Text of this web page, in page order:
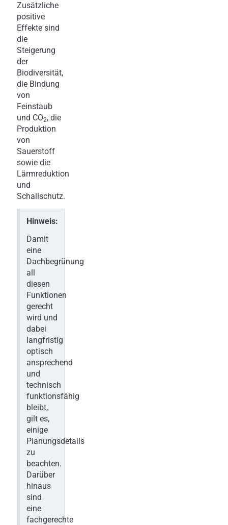
Zusätzliche
positive
Effekte sind
die
Steigerung
der
Biodiversität,
die Bindung
von
Feinstaub
und CO2, die
Produktion
von
Sauerstoff
sowie die
Lärmreduktion
und
Schallschutz.
Hinweis:
Damit
eine
Dachbegrünung
all
diesen
Funktionen
gerecht
wird und
dabei
langfristig
optisch
ansprechend
und
technisch
funktionsfähig
bleibt,
gilt es,
einige
Planungsdetails
zu
beachten.
Darüber
hinaus
sind
eine
fachgerechte